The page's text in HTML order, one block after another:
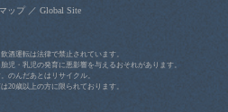
ップ／ Global Site
酒運転は法律で禁止されています。
児・乳児の発育に悪影響を与えるおそれがあります。
のんだあとはリサイクル。
20歳以上の方に限られております。